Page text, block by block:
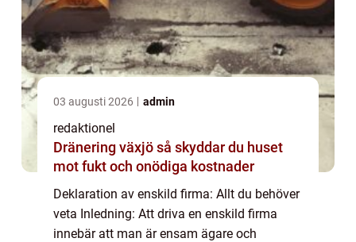
03 augusti 2026 admin
redaktionel
Dränering växjö så skyddar du huset
mot fukt och onödiga kostnader
Deklaration av enskild firma: Allt du behöver
veta Inledning: Att driva en enskild firma
innebär att man är ensam ägare och